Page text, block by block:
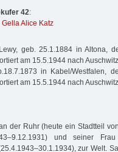
42:
Gella Alice Katz
geb. 25.1.1884 in Altona,
am 15.5.1944 nach Auschwitz
in Kabel/Westfalen,
am 15.5.1944 nach Auschwitz
der Ruhr (heute ein Stadtteil
und seiner
zur Welt.